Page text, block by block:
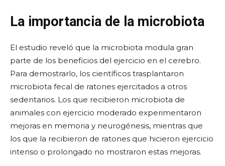
La importancia de la microbiota
El estudio reveló que la microbiota modula gran
parte de los beneficios del ejercicio en el cerebro.
Para demostrarlo, los científicos trasplantaron
microbiota fecal de ratones ejercitados a otros
sedentarios. Los que recibieron microbiota de
animales con ejercicio moderado experimentaron
mejoras en memoria y neurogénesis, mientras que
los que la recibieron de ratones que hicieron ejercicio
intenso o prolongado no mostraron estas mejoras.